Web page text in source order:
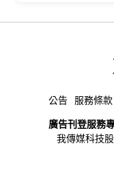
公告 服務條款
廣告刊登服務
我傳媒科技